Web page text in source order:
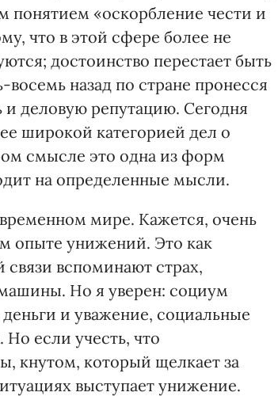
понятием «оскорбление чести и
что в этой сфере более не
достоинство перестает быть
назад по стране пронесся
и деловую репутацию. Сегодня
широкой категорией дел о
смысле это одна из форм
на определенные мысли.
мире. Кажется, очень
опыте унижений. Это как
вспоминают страх,
Но я уверен: социум
и уважение, социальные
если учесть, что
кнутом, который щелкает за
выступает унижение.